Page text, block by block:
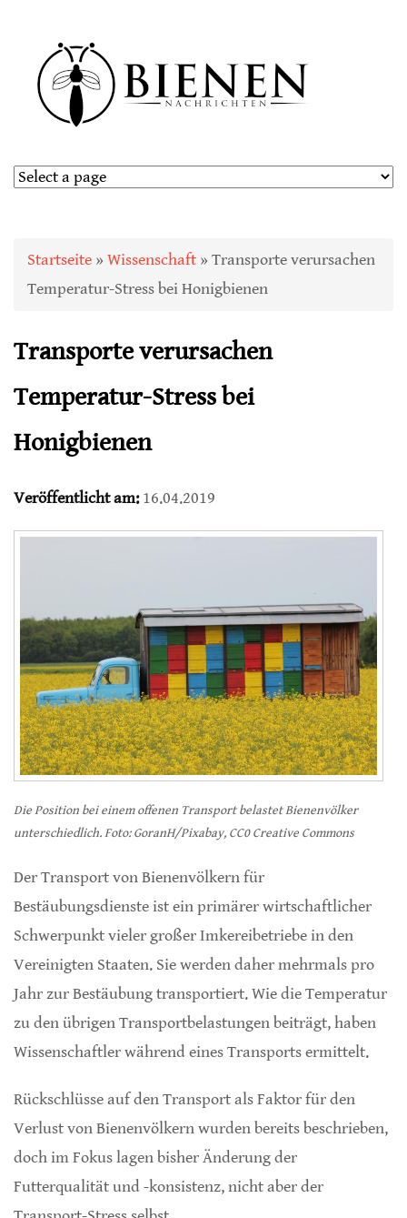
Sie sind hier
Startseite » Wissenschaft » Transporte verursachen
Temperatur-Stress bei Honigbienen
Transporte verursachen
Temperatur-Stress bei
Honigbienen
Veröffentlicht am:16.04.2019
Die Position bei einem offenen Transport belastet Bienenvölker
unterschiedlich. Foto: GoranH/Pixabay, CC0 Creative Commons
Der Transport von Bienenvölkern für
Bestäubungsdienste ist ein primärer wirtschaftlicher
Schwerpunkt vieler großer Imkereibetriebe in den
Vereinigten Staaten. Sie werden daher mehrmals pro
Jahr zur Bestäubung transportiert. Wie die Temperatur
zu den übrigen Transportbelastungen beiträgt, haben
Wissenschaftler während eines Transports ermittelt.
Rückschlüsse auf den Transport als Faktor für den
Verlust von Bienenvölkern wurden bereits beschrieben,
doch im Fokus lagen bisher Änderung der
Futterqualität und -konsistenz, nicht aber der